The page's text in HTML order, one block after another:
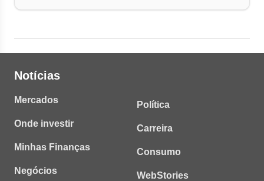
Notícias
Mercados
Onde investir
Minhas Finanças
Negócios
Política
Carreira
Consumo
WebStories